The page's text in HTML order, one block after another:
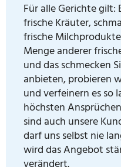
Für alle Gerichte gilt:
frische Kräuter,
frische
Menge anderer
und das schmecken
anbieten, probieren
und verfeinern es so
höchsten
sind auch unsere
darf uns selbst nie
wird das Angebot